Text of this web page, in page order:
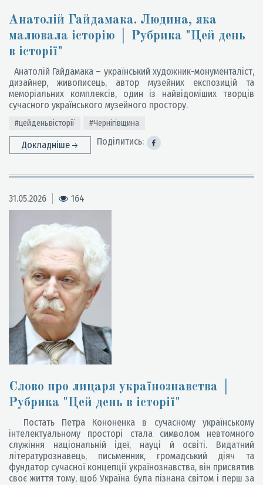
Анатолій Гайдамака. Людина, яка
малювала історію │ Рубрика "Цей день
в історії"
Анатолій Гайдамака – український художник-монументаліст,
дизайнер, живописець, автор музейних експозицій та
меморіальних комплексів, один із найвідоміших творців
сучасного українського музейного простору.
#цейденьвісторії #Чернігівщина
Докладніше Поділитись:
31.05.2026 164
Слово про лицаря українознавства │
Рубрика "Цей день в історії"
Постать Петра Кононенка в сучасному українському
інтелектуальному просторі стала символом невтомного
служіння національній ідеї, науці й освіті. Видатний
літературознавець, письменник, громадський діяч та
фундатор сучасної концепції українознавства, він присвятив
своє життя тому, щоб Україна була пізнана світом і перш за